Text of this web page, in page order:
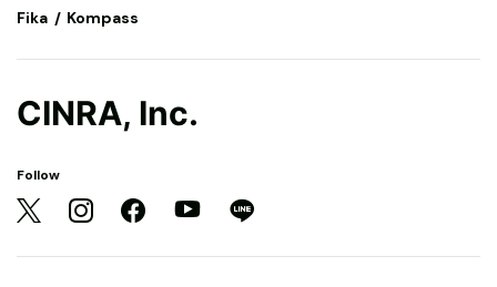
Fika Kompass
CINRA, Inc.
Follow